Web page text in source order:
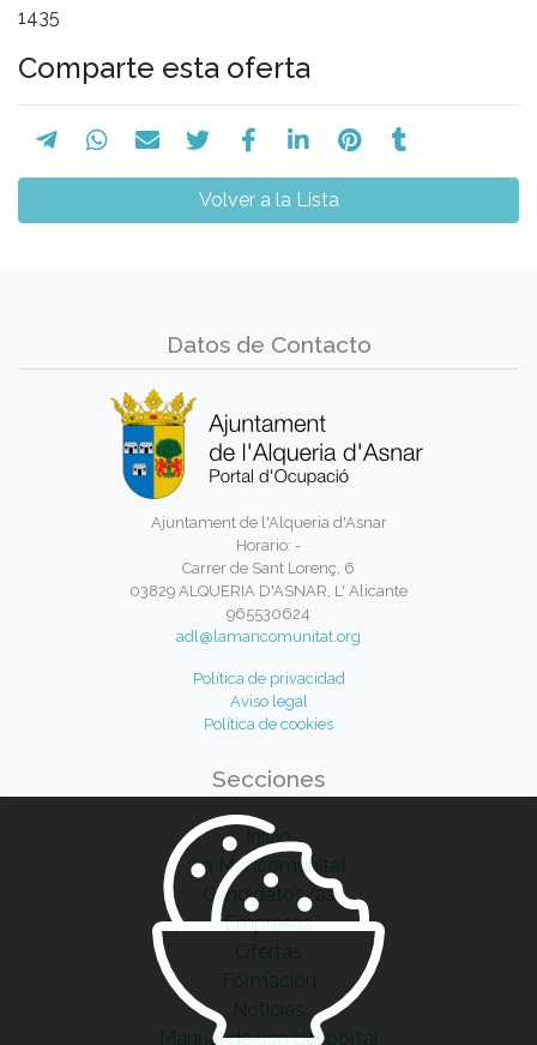
1435
Comparte esta oferta
Volver a la Lista
Datos de Contacto
Ajuntament de l'Alqueria d'Asnar
Horario: -
Carrer de Sant Lorenç, 6
03829 ALQUERIA D'ASNAR, L' Alicante
965530624
adl@lamancomunitat.org
Política de privacidad
Aviso legal
Política de cookies
Secciones
Inicio
La Mancomunitat
Candidatos/as
Empresas
Ofertas
Formación
Noticias
Manual de uso del portal